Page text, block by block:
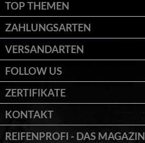
TOP THEMEN
ZAHLUNGSARTEN
VERSANDARTEN
FOLLOW US
ZERTIFIKATE
KONTAKT
REIFENPROFI - DAS MAGAZIN